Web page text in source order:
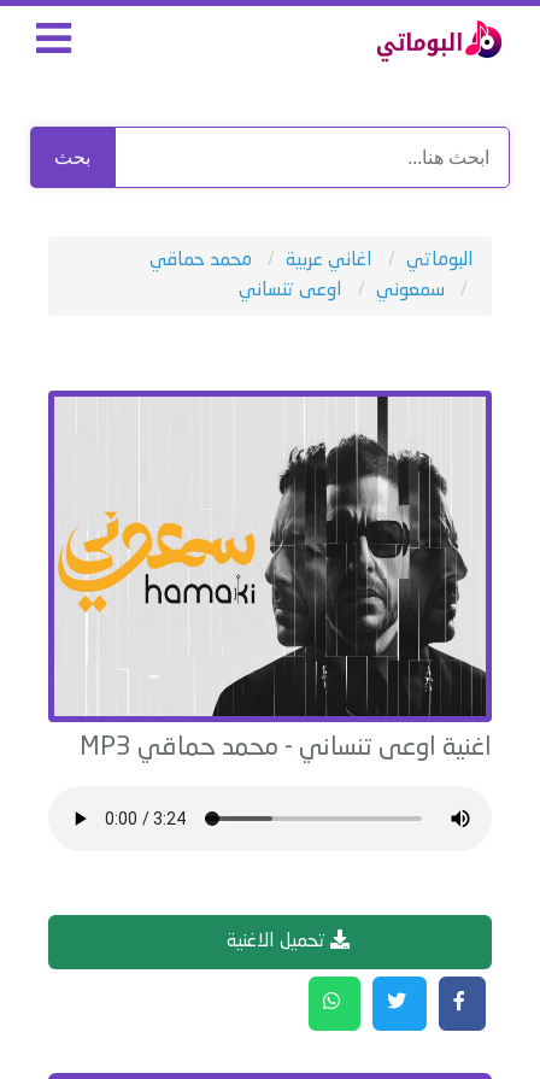
بحث
البوماتي اغاني عربية
محمد حماقي
سمعوني
اوعى تنساني
اغنية اوعى تنساني - محمد حماقي
تحميل الاغنية